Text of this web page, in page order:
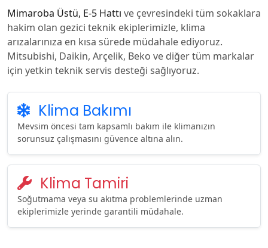
Mimaroba Üstü, E-5 Hattı ve çevresindeki tüm sokaklara
hakim olan gezici teknik ekiplerimizle, klima
arızalarınıza en kısa sürede müdahale ediyoruz.
Mitsubishi, Daikin, Arçelik, Beko ve diğer tüm markalar
için yetkin teknik servis desteği sağlıyoruz.
Klima Bakımı
Mevsim öncesi tam kapsamlı bakım ile klimanızın
sorunsuz çalışmasını güvence altına alın.
Klima Tamiri
Soğutmama veya su akıtma problemlerinde uzman
ekiplerimizle yerinde garantili müdahale.